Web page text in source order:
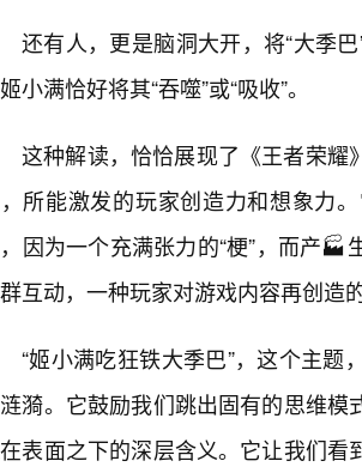
还有人，更是脑洞大开，将“大季
小满恰好将其“吞噬”或“吸收”。
这种解读，恰恰展现了《王者荣耀
所能激发的玩家创造力和想象力
因为一个充满张力的“梗”，而产
互动，一种玩家对游戏内容再创造
“姬小满吃狂铁大季巴”，这个主
漪。它鼓励我们跳出固有的思维
表面之下的深层含义。它让我们